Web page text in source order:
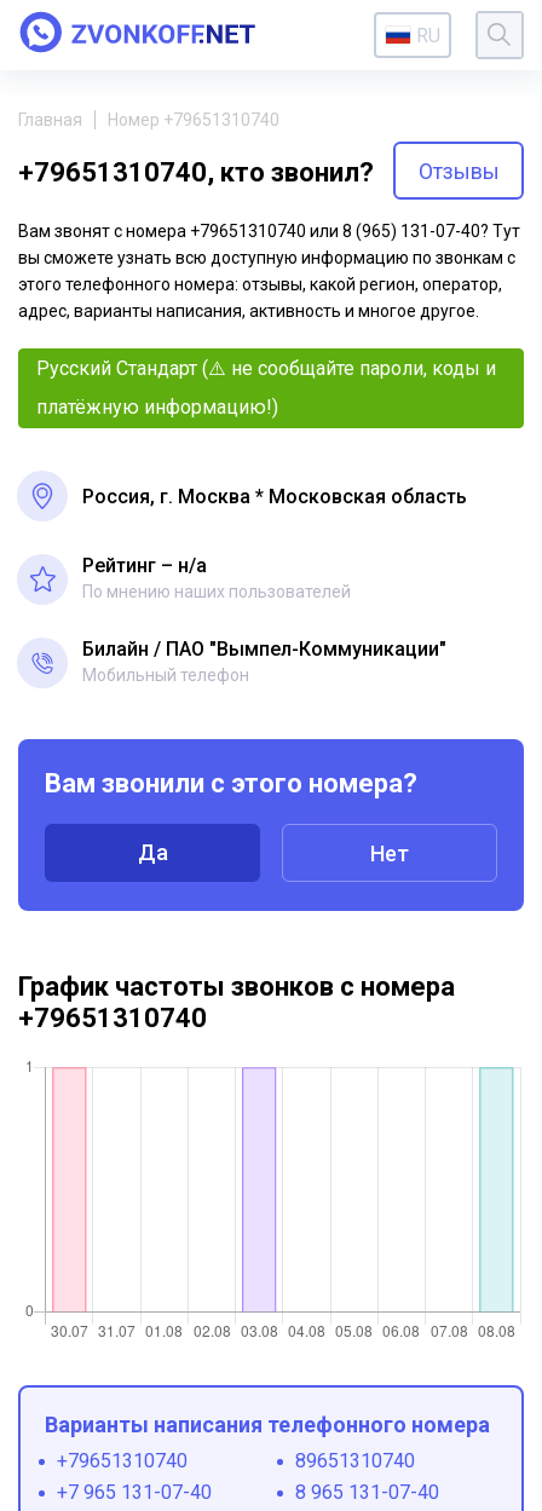
RU
Главная Номер +79651310740
+79651310740, кто звонил? Отзывы
Вам звонят с номера +79651310740 или 8 (965) 131-07-40? Тут
вы сможете узнать всю доступную информацию по звонкам с
этого телефонного номера: отзывы, какой регион, оператор,
адрес, варианты написания, активность и многое другое.
Русский Стандарт (⚠️ не сообщайте пароли, коды и
платёжную информацию!)
Россия, г. Москва * Московская область
Рейтинг – н/a
По мнению наших пользователей
Билайн ПАО "Вымпел-Коммуникации"
Мобильный телефон
Вам звонили с этого номера?
Да Нет
График частоты звонков с номера
+79651310740
Варианты написания телефонного номера
+79651310740
89651310740
+7 965 131-07-40
8 965 131-07-40